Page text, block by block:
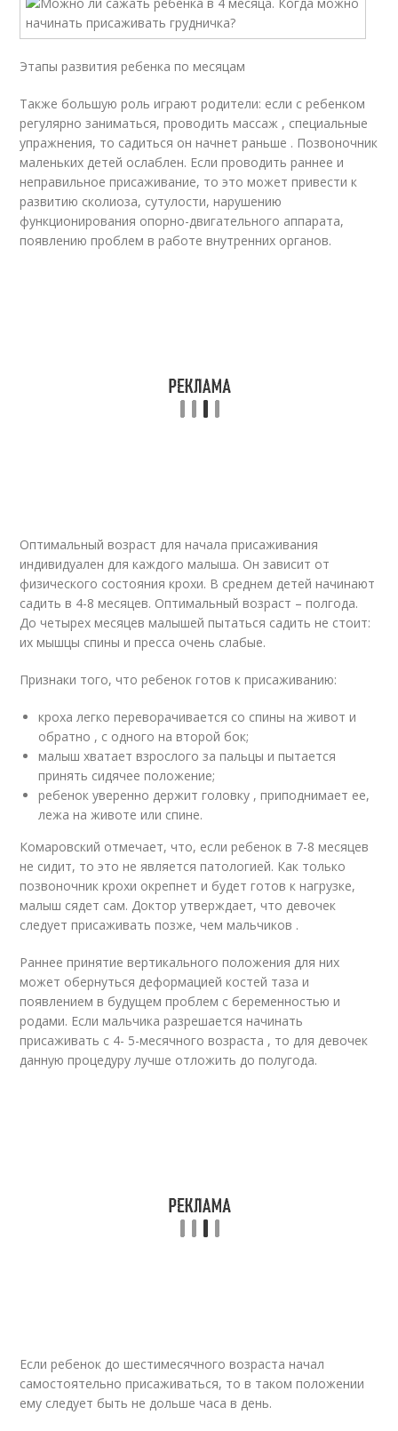
Этапы развития ребенка по месяцам
Также большую роль играют родители: если с ребенком
регулярно заниматься, проводить массаж , специальные
упражнения, то садиться он начнет раньше . Позвоночник
маленьких детей ослаблен. Если проводить раннее и
неправильное присаживание, то это может привести к
развитию сколиоза, сутулости, нарушению
функционирования опорно-двигательного аппарата,
появлению проблем в работе внутренних органов.
Оптимальный возраст для начала присаживания
индивидуален для каждого малыша. Он зависит от
физического состояния крохи. В среднем детей начинают
садить в 4-8 месяцев. Оптимальный возраст – полгода.
До четырех месяцев малышей пытаться садить не стоит:
их мышцы спины и пресса очень слабые.
Признаки того, что ребенок готов к присаживанию:
кроха легко переворачивается со спины на живот и
обратно , с одного на второй бок;
малыш хватает взрослого за пальцы и пытается
принять сидячее положение;
ребенок уверенно держит головку , приподнимает ее,
лежа на животе или спине.
Комаровский отмечает, что, если ребенок в 7-8 месяцев
не сидит, то это не является патологией. Как только
позвоночник крохи окрепнет и будет готов к нагрузке,
малыш сядет сам. Доктор утверждает, что девочек
следует присаживать позже, чем мальчиков .
Раннее принятие вертикального положения для них
может обернуться деформацией костей таза и
появлением в будущем проблем с беременностью и
родами. Если мальчика разрешается начинать
присаживать с 4- 5-месячного возраста , то для девочек
данную процедуру лучше отложить до полугода.
Если ребенок до шестимесячного возраста начал
самостоятельно присаживаться, то в таком положении
ему следует быть не дольше часа в день.